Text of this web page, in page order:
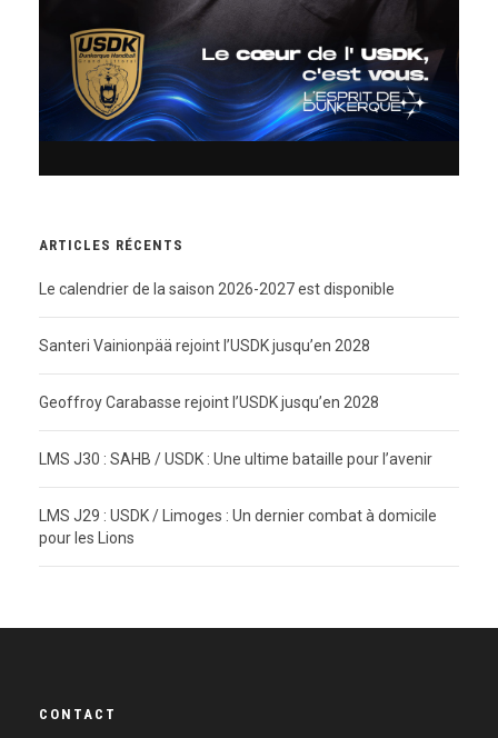
ARTICLES RÉCENTS
Le calendrier de la saison 2026-2027 est disponible
Santeri Vainionpää rejoint l’USDK jusqu’en 2028
Geoffroy Carabasse rejoint l’USDK jusqu’en 2028
LMS J30 : SAHB / USDK : Une ultime bataille pour l’avenir
LMS J29 : USDK / Limoges : Un dernier combat à domicile
pour les Lions
CONTACT